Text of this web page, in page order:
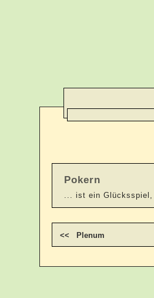
Pokern
... ist ein Glücksspiel,
<< Plenum